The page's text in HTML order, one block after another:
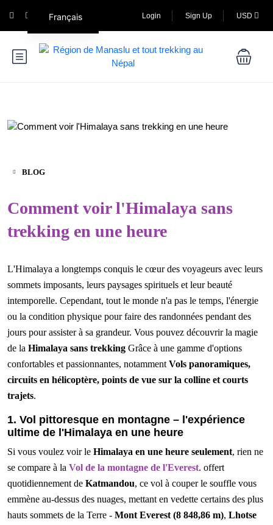
Login Sign Up USD
BLOG
Comment voir l'Himalaya sans
trekking en une heure
L'Himalaya a longtemps conquis le cœur des voyageurs avec leurs
sommets imposants, leurs paysages spirituels et leur beauté
intemporelle. Cependant, tout le monde n'a pas le temps, l'énergie
ou la condition physique pour faire des randonnées pendant des
jours pour assister à sa grandeur. Vous pouvez découvrir la magie
de la Himalaya sans trekking Grâce à une gamme d'options
confortables et passionnantes, notamment Vols panoramiques,
circuits en hélicoptère, points de vue sur la colline et courts
trajets.
1. Vol pittoresque en montagne – l'expérience
ultime de l'Himalaya en une heure
Si vous voulez voir le Himalaya en une heure seulement, rien ne
se compare à la Vol de la montagne de l'Everest. offert
quotidiennement de Katmandou, ce vol à couper le souffle vous
emmène au-dessus des nuages, mettant en vedette certains des plus
hauts sommets de la Terre - Mont Everest (8 848,86 m), Lhotse
Français